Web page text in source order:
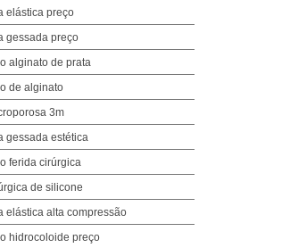
elástica preço
gessada preço
alginato de prata
de alginato
3m
gessada estética
ferida cirúrgica
de silicone
elástica alta compressão
hidrocoloide preço